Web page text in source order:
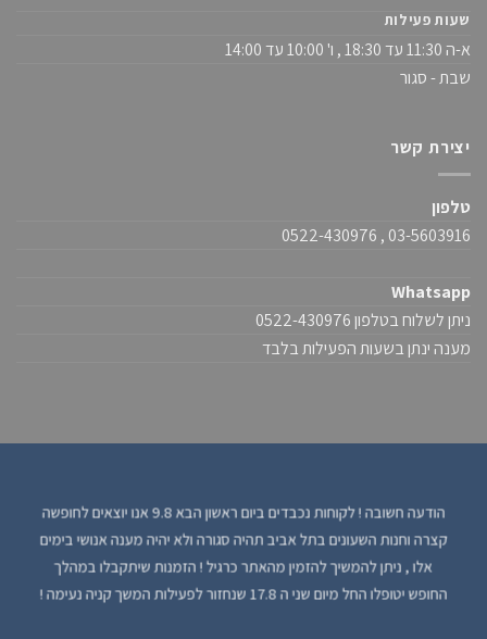
שעות פעילות
א-ה 11:30 עד 18:30 , ו' 10:00 עד 14:00
שבת - סגור
יצירת קשר
טלפון
03-5603916 , 0522-430976
Whatsapp
ניתן לשלוח בטלפון 0522-430976
מענה ינתן בשעות הפעילות בלבד
הודעה חשובה ! לקוחות נכבדים ביום ראשון הבא 9.8 אנו יוצאים לחופשה
קצרה וחנות השעונים בתל אביב תהיה סגורה ולא יהיה מענה אנושי בימים
אלו , ניתן להמשיך להזמין מהאתר כרגיל ! הזמנות שיתקבלו במהלך
החופש יטופלו החל מיום שני ה 17.8 שנחזור לפעילות המשך קניה נעימה !